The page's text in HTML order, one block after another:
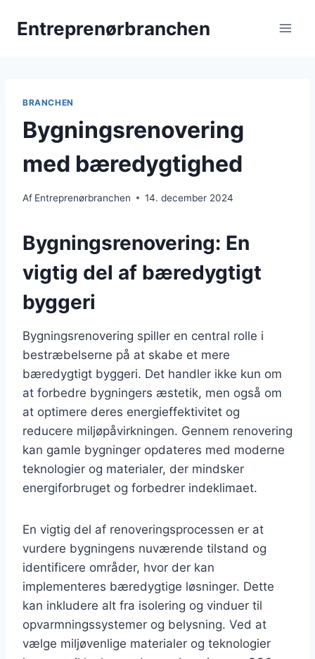
Entreprenørbranchen
BRANCHEN
Bygningsrenovering
med bæredygtighed
Af Entreprenørbranchen 14. december 2024
Bygningsrenovering: En
vigtig del af bæredygtigt
byggeri
Bygningsrenovering spiller en central rolle i
bestræbelserne på at skabe et mere
bæredygtigt byggeri. Det handler ikke kun om
at forbedre bygningers æstetik, men også om
at optimere deres energieffektivitet og
reducere miljøpåvirkningen. Gennem renovering
kan gamle bygninger opdateres med moderne
teknologier og materialer, der mindsker
energiforbruget og forbedrer indeklimaet.
En vigtig del af renoveringsprocessen er at
vurdere bygningens nuværende tilstand og
identificere områder, hvor der kan
implementeres bæredygtige løsninger. Dette
kan inkludere alt fra isolering og vinduer til
opvarmningssystemer og belysning. Ved at
vælge miljøvenlige materialer og teknologier